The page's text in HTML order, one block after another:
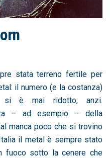
stata terreno fertile per
il numero (e la costanza)
si è mai ridotto, anzi.
– ad esempio – della
manca poco che si trovino
il metal è sempre stato
fuoco sotto la cenere che